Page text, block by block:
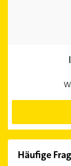
Häufige